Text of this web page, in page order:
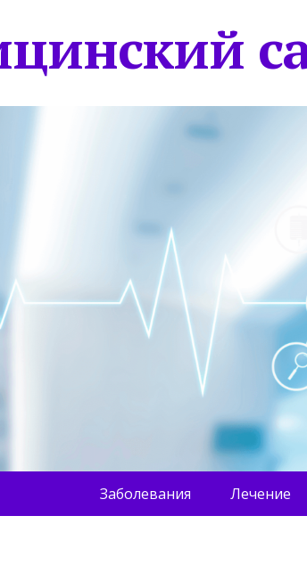
Заболевания Лечение